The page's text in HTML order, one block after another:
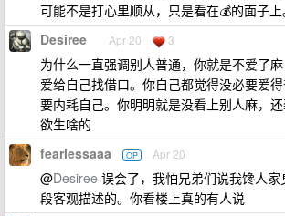
可能不是打心里顺从，只是看在💰的面子上
Desiree Apr 20 3
为什么一直强调别人普通，你就是不爱了
爱给自己找借口。你自己都觉得没必要爱
要内耗自己。你明明就是没看上别人麻，
欲生啥的
fearlessaaa OP Apr 20
@Desiree 误会了，我怕兄弟们说我馋人
段客观描述的。你看楼上真的有人说